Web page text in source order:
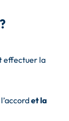
effectuer la
et la